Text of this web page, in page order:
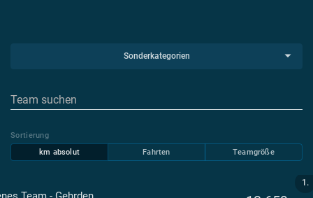
Sonderkategorien
Sortierung
km absolut
Fahrten Teamgröße
1.